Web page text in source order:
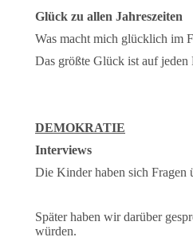
Glück zu allen Jahreszeiten
Was macht mich glücklich im
Das größte Glück ist auf jeden
DEMOKRATIE
Interviews
Die Kinder haben sich Fragen
Später haben wir darüber
würden.